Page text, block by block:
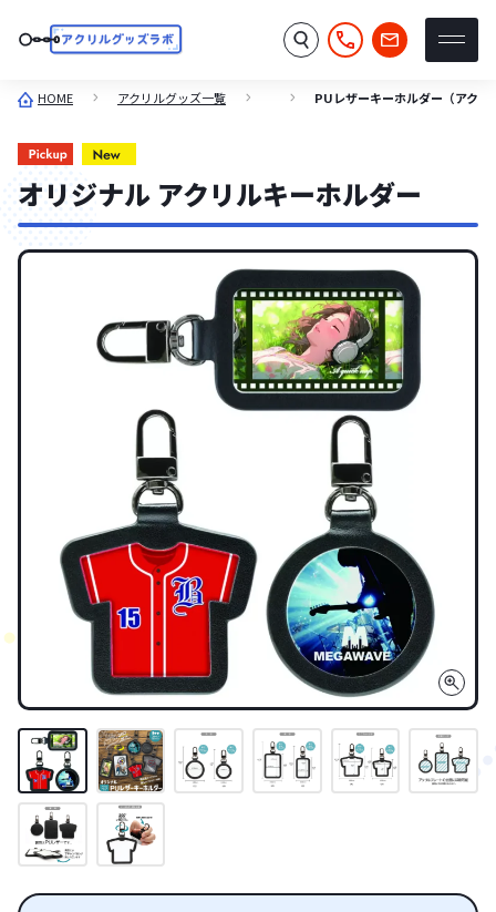
HOME アクリルグッズ一覧 PUレザーキーホルダー（アク
オリジナル アクリルキーホルダー